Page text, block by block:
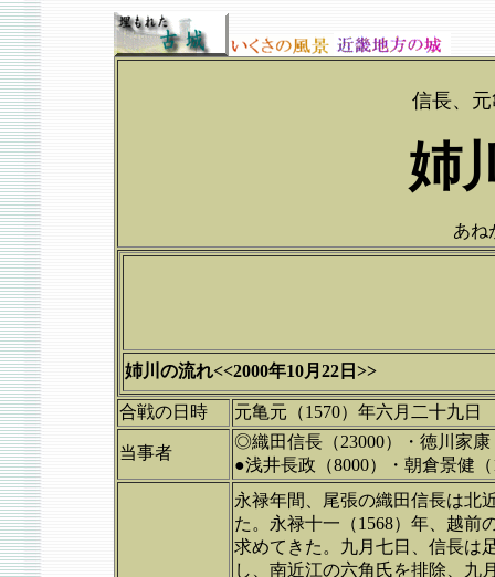
信長、
姉
あね
姉川の流れ<<2000年10月22日>>
合戦の日時 元亀元（1570）年六月二十九日
当事者
◎織田信長（23000）・徳川家康
●浅井長政（8000）・朝倉景健（
永禄年間、尾張の織田信長は北
た。永禄十一（1568）年、越前
求めてきた。九月七日、信長は
し、南近江の六角氏を排除、九